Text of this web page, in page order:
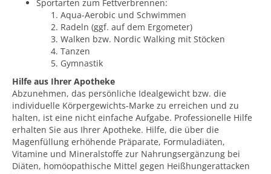
Sportarten zum Fettverbrennen:
Aqua-Aerobic und Schwimmen
Radeln (ggf. auf dem Ergometer)
Walken bzw. Nordic Walking mit Stöcken
Tanzen
Gymnastik
Hilfe aus Ihrer Apotheke
Abzunehmen, das persönliche Idealgewicht bzw. die
individuelle Körpergewichts-Marke zu erreichen und zu
halten, ist eine nicht einfache Aufgabe. Professionelle Hilfe
erhalten Sie aus Ihrer Apotheke. Hilfe, die über die
Magenfüllung erhöhende Präparate, Formuladiäten,
Vitamine und Mineralstoffe zur Nahrungsergänzung bei
Diäten, homöopathische Mittel gegen Heißhungerattacken